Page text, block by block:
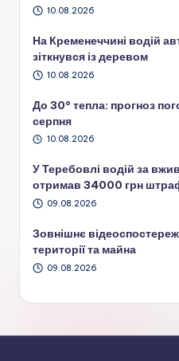
10.08.2026
На Кременеччині водій
зіткнувся із деревом
10.08.2026
До 30° тепла: прогноз
серпня
10.08.2026
У Теребовлі водій за
отримав 34000 грн
09.08.2026
Зовнішнє
території та майна
09.08.2026